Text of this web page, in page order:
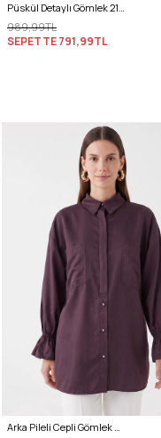
Püskül Detaylı Gömlek 2109 - BEBE MAVİSİ
989,99TL
SEPETTE791,99TL
Arka Pileli Cepli Gömlek Y0147 - MÜRDÜM